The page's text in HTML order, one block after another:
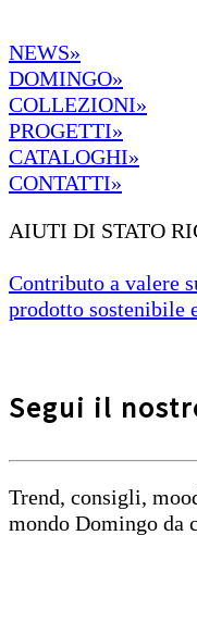
NEWS»
DOMINGO»
COLLEZIONI»
PROGETTI»
CATALOGHI»
CONTATTI»
AIUTI DI STATO
Contributo a valere
prodotto sostenibile
Segui il
Trend, consigli,
mondo Domingo da